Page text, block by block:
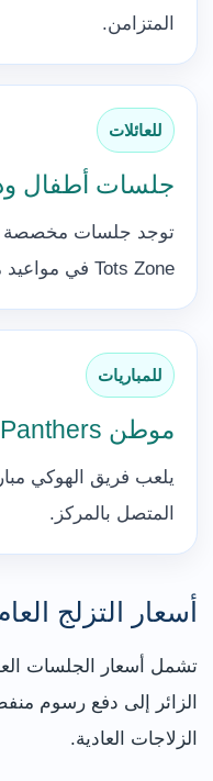
المتزامن.
للعائلات
جلسات أطفال
توجد جلسات مخصصة
Tots Zone في مواعيد محددة.
للمباريات
موطن Nottingham Panthers
المتصل بالمركز.
أسعار التزلج
تشمل أسعار الجلسات
الزائر إلى دفع رسوم
الزلاجات العادية.